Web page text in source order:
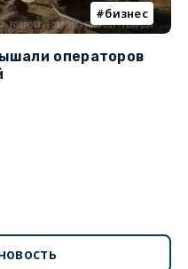
бизнес
операторов